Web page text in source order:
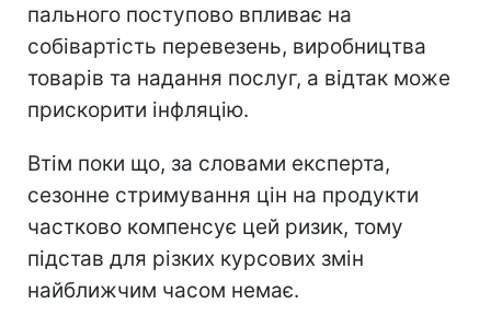
пального поступово впливає на
собівартість перевезень, виробництва
товарів та надання послуг, а відтак може
прискорити інфляцію.
Втім поки що, за словами експерта,
сезонне стримування цін на продукти
частково компенсує цей ризик, тому
підстав для різких курсових змін
найближчим часом немає.